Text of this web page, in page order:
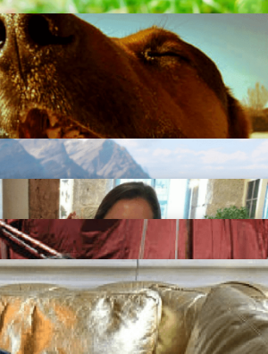
petfriendly
de viaje mascotas